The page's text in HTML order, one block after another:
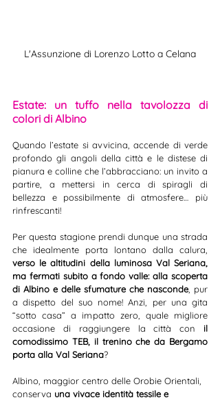
L'Assunzione di Lorenzo Lotto a Celana
Estate: un tuffo nella tavolozza di
colori di Albino
Quando l’estate si avvicina, accende di verde
profondo gli angoli della città e le distese di
pianura e colline che l’abbracciano: un invito a
partire, a mettersi in cerca di spiragli di
bellezza e possibilmente di atmosfere… più
rinfrescanti!
Per questa stagione prendi dunque una strada
verso le altitudini della luminosa Val Seriana,
ma fermati subito a fondo valle: alla scoperta
di Albino e delle sfumature che nasconde, pur
a dispetto del suo nome! Anzi, per una gita
“sotto casa” a impatto zero, quale migliore
occasione di raggiungere la città con il
comodissimo TEB, il trenino che da Bergamo
porta alla Val Seriana?
Albino, maggior centro delle Orobie Orientali,
conserva una vivace identità tessile e